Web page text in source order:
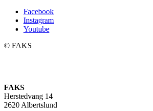
Facebook
Instagram
Youtube
©️ FAKS
FAKS
Herstedvang 14
2620 Albertslund